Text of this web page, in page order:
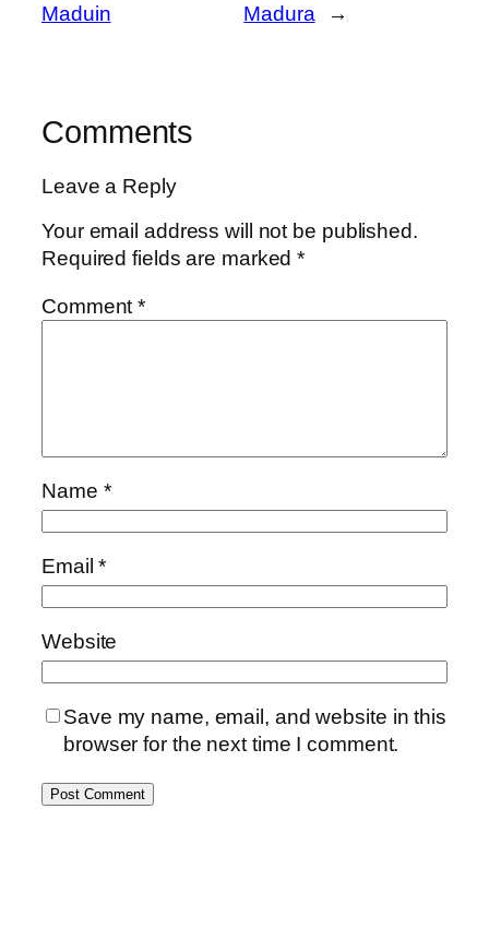
Maduin
Madura
→
Comments
Leave a Reply
Your email address will not be published.
Required fields are marked*
Comment*
Name *
Email*
Website
Save my name, email, and website in this
browser for the next time I comment.